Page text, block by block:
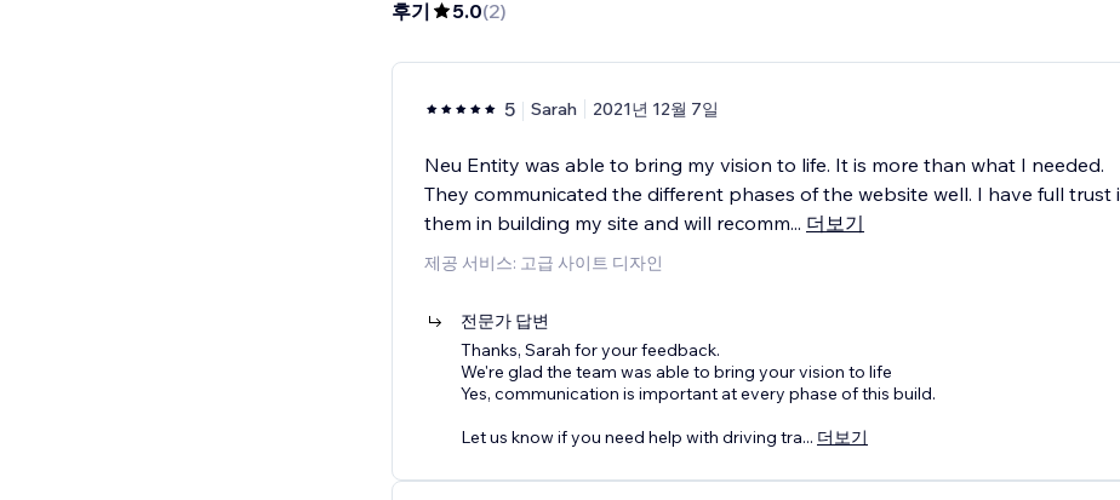
후기 5.0(2)
5 Sarah 2021년 12월 7일
Neu Entity was able to bring my vision to life. It is more than what I needed.
They communicated the different phases of the website well. I have full trust
them in building my site and will recomm... 더보기
제공 서비스: 고급 사이트 디자인
전문가 답변
Thanks, Sarah for your feedback.
We're glad the team was able to bring your vision to life
Yes, communication is important at every phase of this build.
Let us know if you need help with driving tra... 더보기